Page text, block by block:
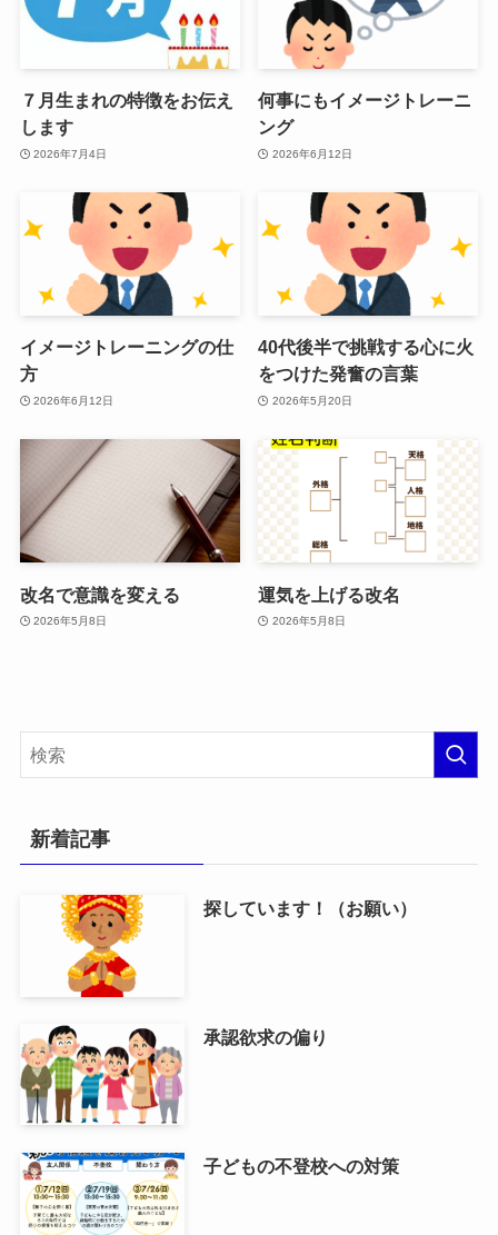
７月生まれの特徴をお伝え
します
2026年7月4日
何事にもイメージトレーニ
ング
2026年6月12日
イメージトレーニングの仕
方
2026年6月12日
40代後半で挑戦する心に火
をつけた発奮の言葉
2026年5月20日
改名で意識を変える
2026年5月8日
運気を上げる改名
2026年5月8日
新着記事
探しています！（お願い）
承認欲求の偏り
子どもの不登校への対策